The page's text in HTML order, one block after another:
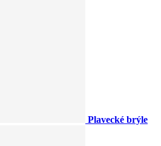
Plavecké brýle